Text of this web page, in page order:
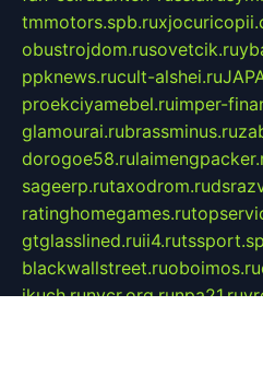
tmmotors.spb.ru
obustrojdom.rusovetcik.ru
ppknews.rucult-alshei.ru
proekciyamebel.ruimper-
glamourai.rubrassminus.ru
dorogoe58.ru
sageerp.rutaxodrom.ru
ratinghomegames.ru
gtglasslined.ruii4.ru
blackwallstreet.ruoboimos.ru
ikuch.runycr.org.runpa21.ru